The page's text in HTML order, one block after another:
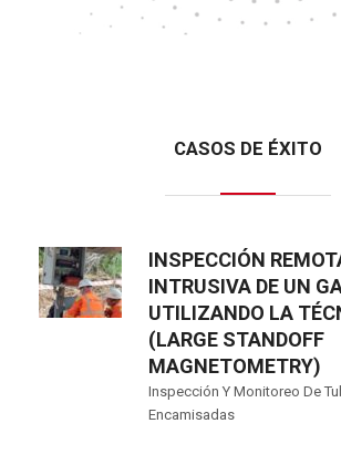
CASOS DE ÉXITO
INSPECCIÓN
INTRUSIVA DE UN
UTILIZANDO LA
(LARGE STANDOFF
MAGNETOMETRY)
Inspección Y Monitoreo De
Encamisadas